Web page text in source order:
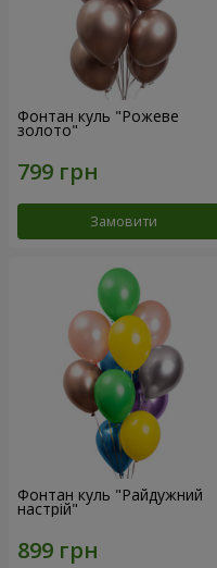
Фонтан куль "Рожеве
золото"
Замовити
Фонтан куль "Райдужний
настрій"